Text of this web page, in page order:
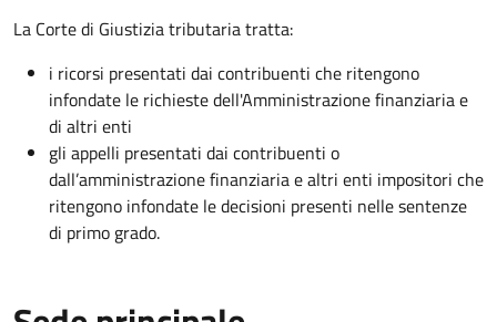
La Corte di Giustizia tributaria tratta:
i ricorsi presentati dai contribuenti che ritengono
infondate le richieste dell'Amministrazione finanziaria e
di altri enti
gli appelli presentati dai contribuenti o
dall’amministrazione finanziaria e altri enti impositori che
ritengono infondate le decisioni presenti nelle sentenze
di primo grado.